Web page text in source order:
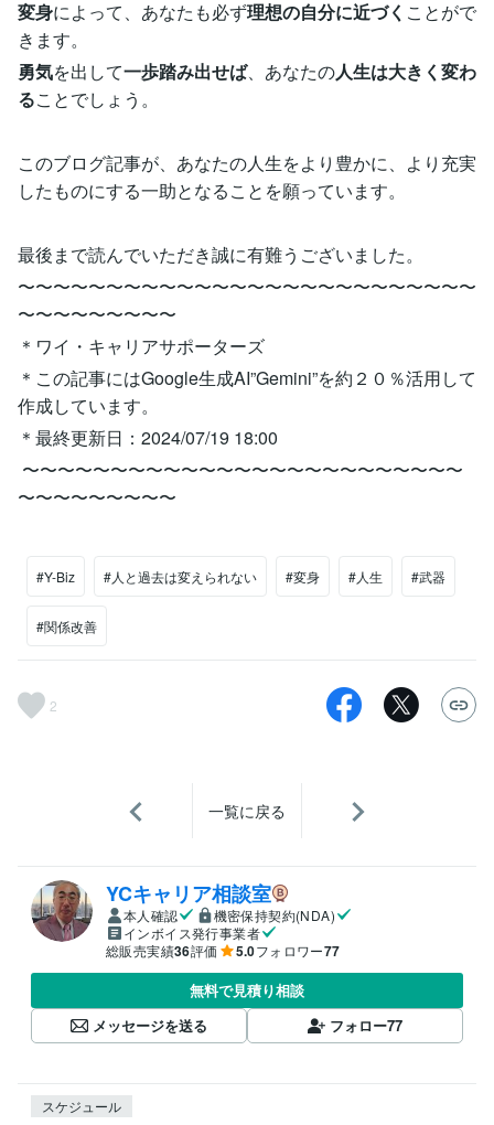
変身によって、あなたも必ず理想の自分に近づく ことがで
きます。
勇気を出して一歩踏み出せば、あなたの人生は大きく変わ
ることでしょう。
このブログ記事が、あなたの人生をより豊かに、より充実
したものにする一助となることを願っています。
最後まで読んでいただき誠に有難うございました。
〜〜〜〜〜〜〜〜〜〜〜〜〜〜〜〜〜〜〜〜〜〜〜〜〜〜
〜〜〜〜〜〜〜〜〜
＊ワイ・キャリアサポーターズ
＊この記事にはGoogle生成AI”Gemini”を約２０％活用して
作成しています。
＊最終更新日：2024/07/19 18:00
〜〜〜〜〜〜〜〜〜〜〜〜〜〜〜〜〜〜〜〜〜〜〜〜〜
〜〜〜〜〜〜〜〜〜
#Y-Biz #人と過去は変えられない #変身 #人生 #武器
#関係改善
2
一覧に戻る
YCキャリア相談室
本人確認
機密保持契約(NDA)
インボイス発行事業者
総販売実績36評価 5.0フォロワー77
無料で見積り相談
メッセージを送る
フォロー77
スケジュール